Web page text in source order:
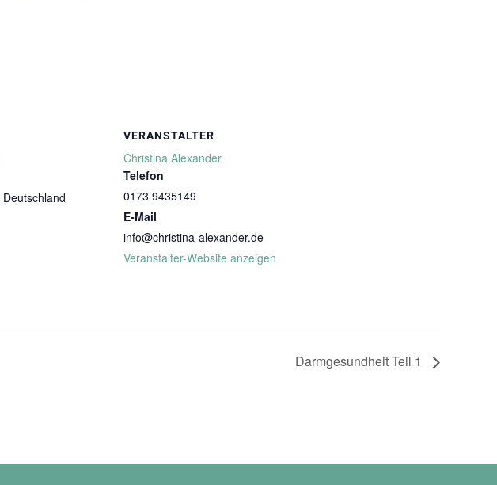
Deutschland
VERANSTALTER
Christina Alexander
Telefon
0173 9435149
E-Mail
info@christina-alexander.de
Veranstalter-Website anzeigen
Darmgesundheit Teil 1